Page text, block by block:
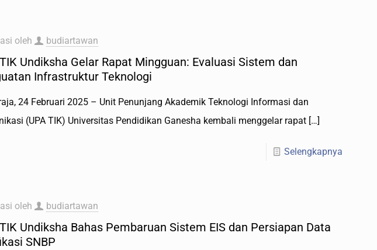
oleh budiartawan
Undiksha Gelar Rapat Mingguan: Evaluasi Sistem dan
Infrastruktur Teknologi
24 Februari 2025 – Unit Penunjang Akademik Teknologi Informasi dan
(UPA TIK) Universitas Pendidikan Ganesha kembali menggelar rapat[…]
Selengkapnya
oleh budiartawan
Undiksha Bahas Pembaruan Sistem EIS dan Persiapan Data
SNBP